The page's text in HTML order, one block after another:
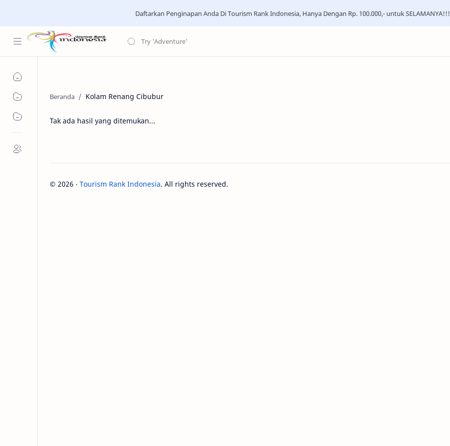
Daftarkan Penginapan Anda Di Tourism Rank Indonesia, Hanya Dengan Rp. 100.000,- untuk SELAMANYA!!!
Kolam Renang Cibubur
Tak ada hasil yang ditemukan...
© 2026 ‧ Tourism Rank Indonesia. All rights reserved.